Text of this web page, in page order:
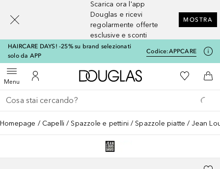
Scarica ora l'app
Douglas e ricevi
regolarmente offerte
esclusive e sconti
MOSTRA
HAIRCARE DAYS! -25% su brand selezionati
solo da APP
Codice:APPCARE
MenuApri menuAl Mio Account
A Douglas HomeAlla Mia
Al
Torna indietro
Esegui ricerca
Homepage Capelli Spazzole e pettini Spazzole piatte Jean
[navigation.slideout.screenreader]